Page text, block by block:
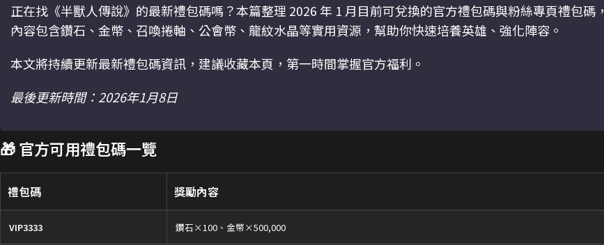
正在找《半獸人傳說》的最新禮包碼嗎？本篇整理 2026 年 1 月目前可兌換的官方禮包碼與粉絲專頁禮包碼，
內容包含鑽石、金幣、召喚捲軸、公會幣、龍紋水晶等實用資源，幫助你快速培養英雄、強化陣容。
本文將持續更新最新禮包碼資訊，建議收藏本頁，第一時間掌握官方福利。
最後更新時間：2026年1月8日
🎁 官方可用禮包碼一覽
禮包碼 獎勵內容
VIP3333 鑽石×100、金幣×500,000